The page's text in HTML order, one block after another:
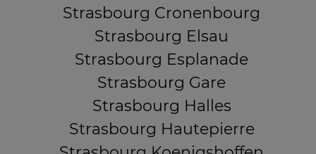
Strasbourg Cronenbourg
Strasbourg Elsau
Strasbourg Esplanade
Strasbourg Gare
Strasbourg Halles
Strasbourg Hautepierre